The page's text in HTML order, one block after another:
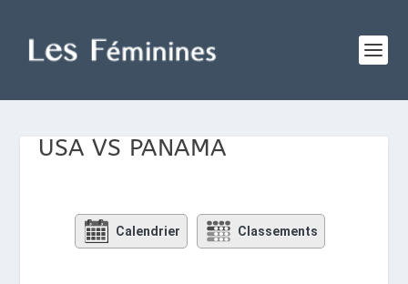
USA VS PANAMA
Calendrier Classements